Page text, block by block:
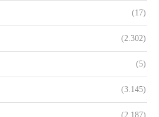
(17)
(2.302)
(5)
(3.145)
(2.187)